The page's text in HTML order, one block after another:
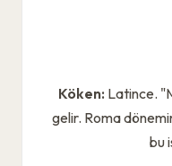
Köken: Latince.
gelir. Roma
bu